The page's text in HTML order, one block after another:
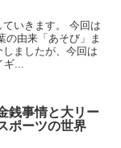
いきます。 今回は
の由来「あそび」ま
ましたが、今回は
...
銭事情と大リー
ポーツの世界